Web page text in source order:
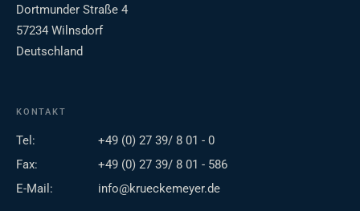
Dortmunder Straße 4
57234 Wilnsdorf
Deutschland
KONTAKT
Tel:
+49 (0) 27 39/ 8 01 - 0
Fax:
+49 (0) 27 39/ 8 01 - 586
E-Mail:
info@krueckemeyer.de